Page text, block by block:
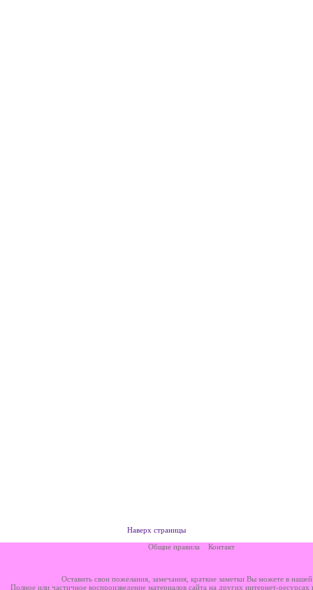
Наверх страницы
Общие правила
Контакт
Оставить свои пожелания, замечания, краткие заметки Вы можете в
Полное или частичное воспроизведение материалов сайта на других интернет-